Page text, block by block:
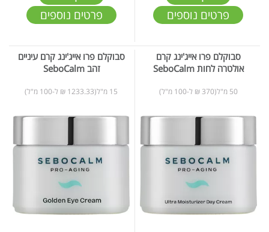
פרטים נוספים פרטים נוספים
סבוקלם פרו אייג'ינג קרם
אולטרה לחות SeboCalm
50 מ"ל(370 ₪ ל-100 מ"ל)
סבוקלם פרו אייג'ינג קרם עיניים
זהב SeboCalm
15 מ"ל(1233.33 ₪ ל-100 מ"ל)